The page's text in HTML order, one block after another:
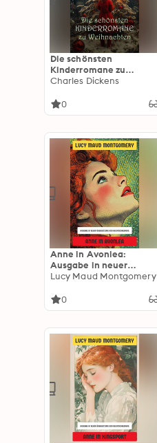
Die schönsten
Kinderromane zu
Weihnachten: Der
Kleine Frauen, Black
Charles Dickens
0
Anne in Avonlea:
Ausgabe in neuer
Übersetzung und
Lucy Maud Montgomery
0